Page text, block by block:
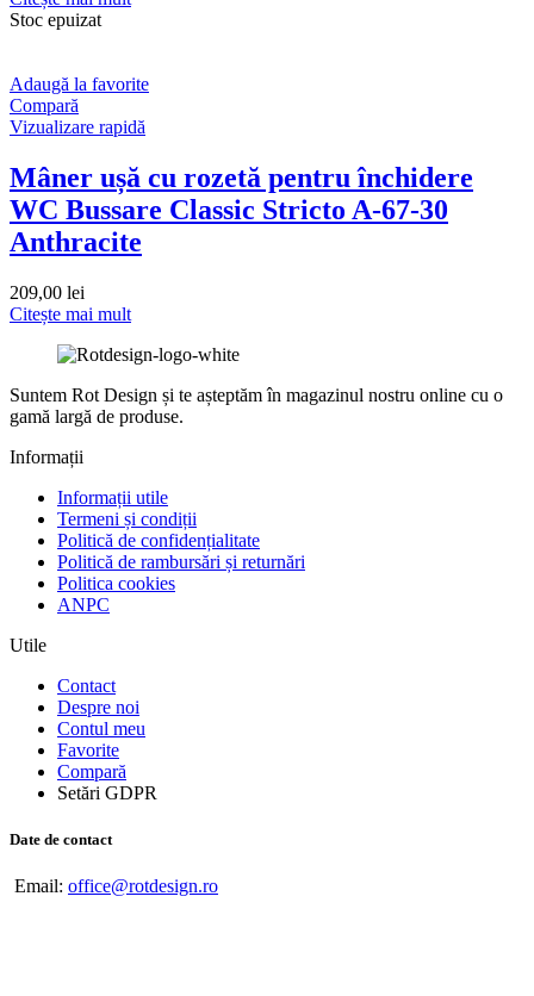
Stoc epuizat
Adaugă la favorite
Compară
Vizualizare rapidă
Mâner ușă cu rozetă pentru închidere
WC Bussare Classic Stricto A-67-30
Anthracite
209,00 lei
Citește mai mult
Suntem Rot Design și te așteptăm în magazinul nostru online cu o
gamă largă de produse.
Informații
Informații utile
Termeni și condiții
Politică de confidențialitate
Politică de rambursări și returnări
Politica cookies
ANPC
Utile
Contact
Despre noi
Contul meu
Favorite
Compară
Setări GDPR
Date de contact
Email: office@rotdesign.ro